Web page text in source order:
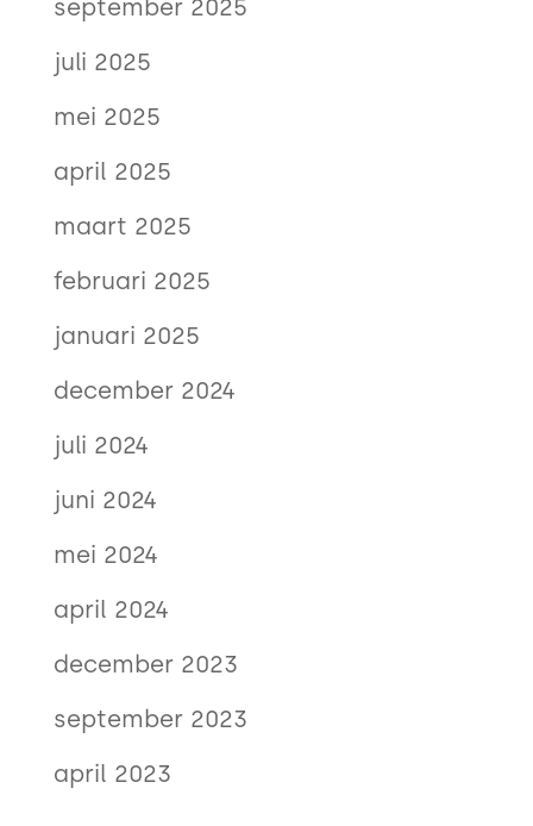
september 2025
juli 2025
mei 2025
april 2025
maart 2025
februari 2025
januari 2025
december 2024
juli 2024
juni 2024
mei 2024
april 2024
december 2023
september 2023
april 2023